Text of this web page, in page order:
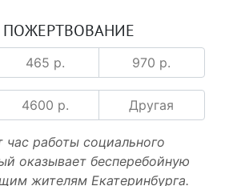
465 р. 970 р.
4600 р. Другая
час работы социального
оказывает бесперебойную
жителям Екатеринбурга.